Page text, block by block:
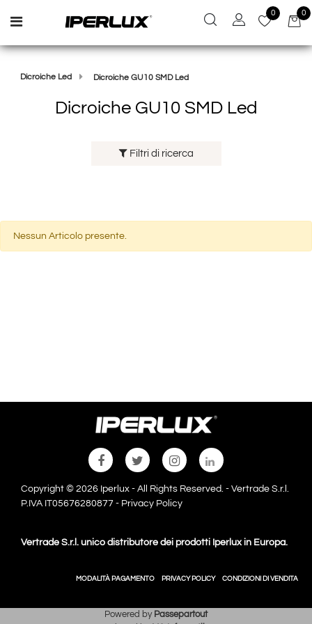
Open menu
0 0
Dicroiche Led Dicroiche GU10 SMD Led
Dicroiche GU10 SMD Led
Filtri di ricerca
Nessun Articolo presente.
Copyright © 2026 Iperlux - All Rights Reserved. - Vertrade S.r.l.
P.IVA IT05676280877 - Privacy Policy
Vertrade S.r.l. unico distributore dei prodotti Iperlux in Europa.
MODALITÀ PAGAMENTO PRIVACY POLICY CONDIZIONI DI VENDITA
Powered by Passepartout